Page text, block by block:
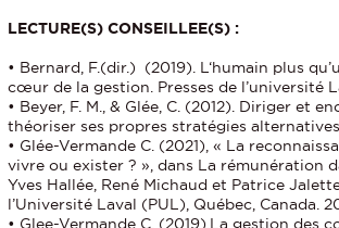
LECTURE(S) CONSEILLEE(S) :
• Bernard, F.(dir.) (2019). L‘humain plus
cœur de la gestion. Presses de l’université
• Beyer, F. M., & Glée, C. (2012). Diriger et
théoriser ses propres stratégies
• Glée-Vermande C. (2021), « La
vivre ou exister ? », dans La rémunération
Yves Hallée, René Michaud et Patrice
l’Université Laval (PUL), Québec, Canada.
• Glee-Vermande C. (2019).La gestion des